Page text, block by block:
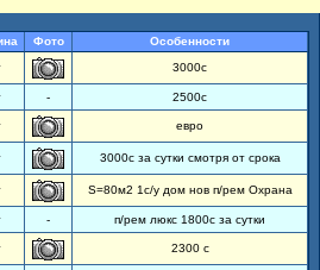
Фото
Особенности
3000с
- 2500с
евро
3000с за сутки смотря от срока
S=80м2 1с/у дом нов п/рем Охрана
- п/рем люкс 1800с за сутки
2300 с